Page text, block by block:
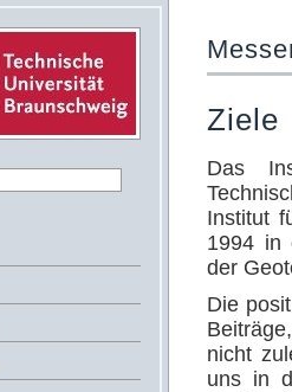
Ziele
Das
Institut
1994 in
der
Die
nicht
uns in